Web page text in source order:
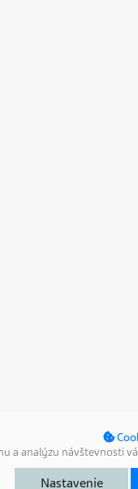
DETAILNÉ
používajú na
a analýzu návštevnosti
Nastavenie